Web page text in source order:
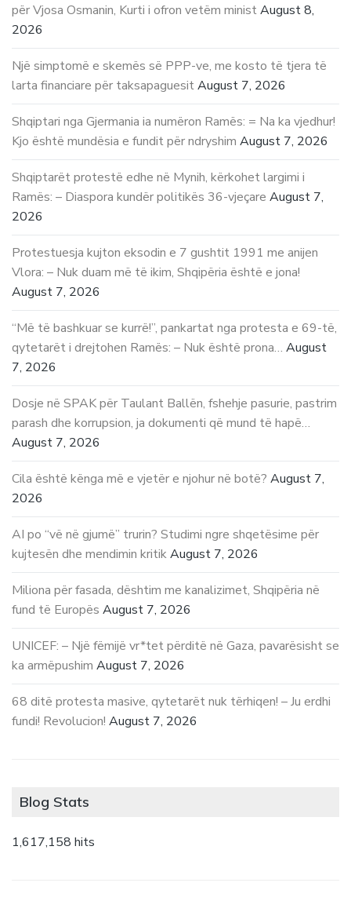
për Vjosa Osmanin, Kurti i ofron vetëm ministAugust 8,
2026
Një simptomë e skemës së PPP-ve, me kosto të tjera të
larta financiare për taksapaguesitAugust 7, 2026
Shqiptari nga Gjermania ia numëron Ramës: = Na ka vjedhur!
Kjo është mundësia e fundit për ndryshim August 7, 2026
Shqiptarët protestë edhe në Mynih, kërkohet largimi i
Ramës: – Diaspora kundër politikës 36-vjeçare August 7,
2026
Protestuesja kujton eksodin e 7 gushtit 1991 me anijen
Vlora: – Nuk duam më të ikim, Shqipëria është e jona!
August 7, 2026
“Më të bashkuar se kurrë!”, pankartat nga protesta e 69-të,
qytetarët i drejtohen Ramës: – Nuk është prona… August
7, 2026
Dosje në SPAK për Taulant Ballën, fshehje pasurie, pastrim
parash dhe korrupsion, ja dokumenti që mund të hapë…
August 7, 2026
Cila është kënga më e vjetër e njohur në botë? August 7,
2026
AI po “vë në gjumë” trurin? Studimi ngre shqetësime për
kujtesën dhe mendimin kritikAugust 7, 2026
Miliona për fasada, dështim me kanalizimet, Shqipëria në
fund të Europës August 7, 2026
UNICEF: – Një fëmijë vr*tet përditë në Gaza, pavarësisht se
ka armëpushim August 7, 2026
68 ditë protesta masive, qytetarët nuk tërhiqen! – Ju erdhi
fundi! Revolucion! August 7, 2026
Blog Stats
1,617,158 hits